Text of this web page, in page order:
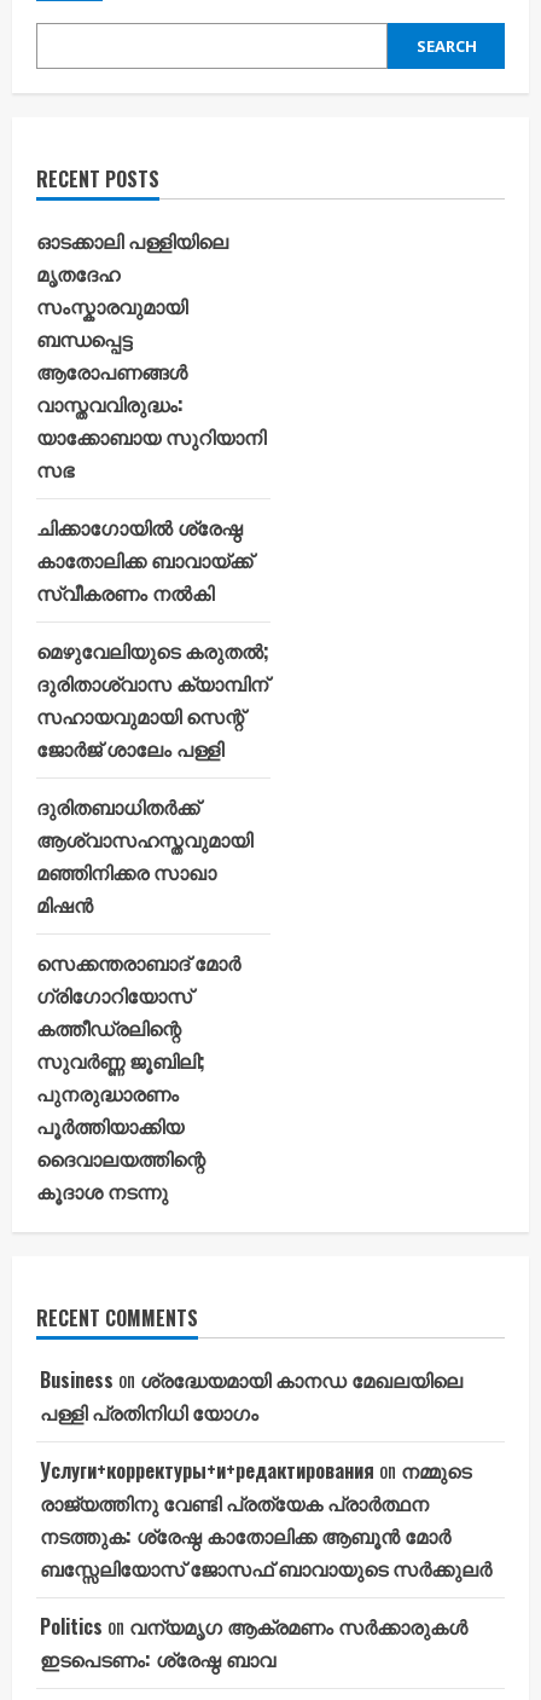
SEARCH
RECENT POSTS
ഓടക്കാലി പള്ളിയിലെ
മൃതദേഹ
സംസ്കാരവുമായി
ബന്ധപ്പെട്ട
ആരോപണങ്ങൾ
വാസ്തവവിരുദ്ധം:
യാക്കോബായ സുറിയാനി
സഭ
ചിക്കാഗോയിൽ ശ്രേഷ്ഠ
കാതോലിക്ക ബാവായ്ക്ക്
സ്വീകരണം നൽകി
മെഴുവേലിയുടെ കരുതൽ;
ദുരിതാശ്വാസ ക്യാമ്പിന്
സഹായവുമായി സെന്റ്
ജോർജ് ശാലേം പള്ളി
ദുരിതബാധിതർക്ക്
ആശ്വാസഹസ്തവുമായി
മഞ്ഞിനിക്കര സാഖാ
മിഷൻ
സെക്കന്തരാബാദ് മോർ
ഗ്രിഗോറിയോസ്
കത്തീഡ്രലിന്റെ
സുവർണ്ണ ജൂബിലി;
പുനരുദ്ധാരണം
പൂർത്തിയാക്കിയ
ദൈവാലയത്തിന്റെ
കൂദാശ നടന്നു
RECENT COMMENTS
Business on ശ്രദ്ധേയമായി കാനഡ മേഖലയിലെ
പള്ളി പ്രതിനിധി യോഗം
Услуги+корректуры+и+редактирования on നമ്മുടെ
രാജ്യത്തിനു വേണ്ടി പ്രത്യേക പ്രാർത്ഥന
നടത്തുക: ശ്രേഷ്ഠ കാതോലിക്ക ആബൂൻ മോർ
ബസ്സേലിയോസ് ജോസഫ് ബാവായുടെ സർക്കുലർ
Politics on വന്യമൃഗ ആക്രമണം സർക്കാരുകൾ
ഇടപെടണം: ശ്രേഷ്ഠ ബാവ